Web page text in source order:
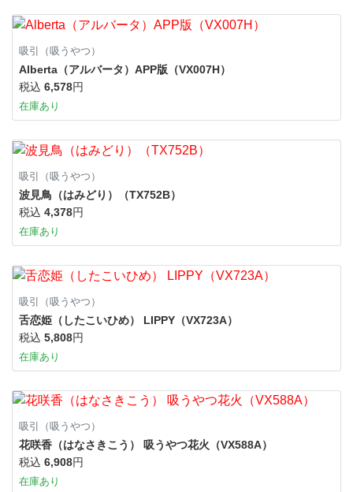
吸引（吸うやつ）
Alberta（アルバータ）APP版（VX007H）
税込 6,578円
在庫あり
吸引（吸うやつ）
波見鳥（はみどり）（TX752B）
税込 4,378円
在庫あり
吸引（吸うやつ）
舌恋姫（したこいひめ） LIPPY（VX723A）
税込 5,808円
在庫あり
吸引（吸うやつ）
花咲香（はなさきこう） 吸うやつ花火（VX588A）
税込 6,908円
在庫あり